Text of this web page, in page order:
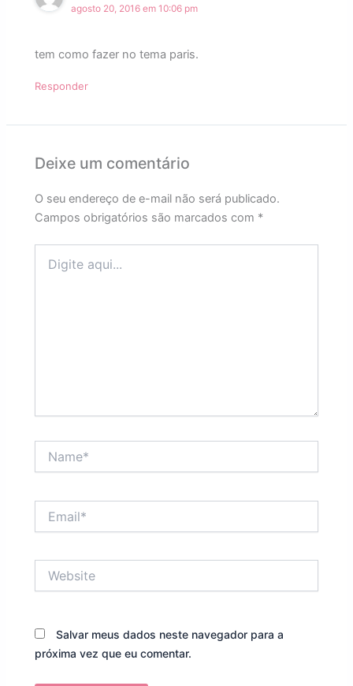
agosto 20, 2016 em 10:06 pm
tem como fazer no tema paris.
Responder
Deixe um comentário
O seu endereço de e-mail não será publicado.
Campos obrigatórios são marcados com *
aqui...
Salvar meus dados neste navegador para a
próxima vez que eu comentar.